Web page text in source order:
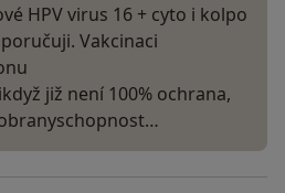
HPV virus 16 + cyto i kolpo
Vakcinaci
již není 100% ochrana,